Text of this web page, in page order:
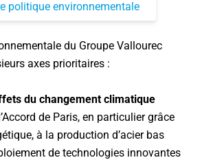
politique environnementale
du Groupe Vallourec
axes prioritaires :
du changement climatique
de Paris, en particulier grâce
à la production d’acier bas
de technologies innovantes